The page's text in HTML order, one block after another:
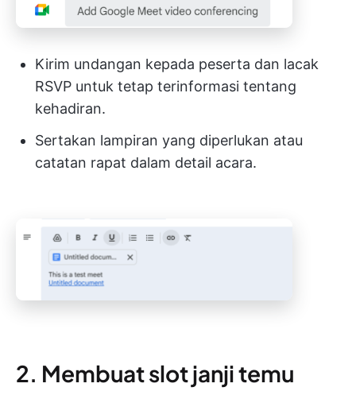
Kirim undangan kepada peserta dan lacak
RSVP untuk tetap terinformasi tentang
kehadiran.
Sertakan lampiran yang diperlukan atau
catatan rapat dalam detail acara.
2. Membuat slot janji temu